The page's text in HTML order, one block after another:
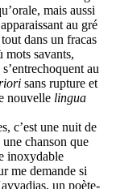
mais aussi
au gré
dans un fracas
mots savants,
au
sans rupture et
nouvelle lingua
c’est une nuit de
chanson que
inoxydable
me demande si
un poète-